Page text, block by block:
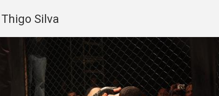
Thigo Silva